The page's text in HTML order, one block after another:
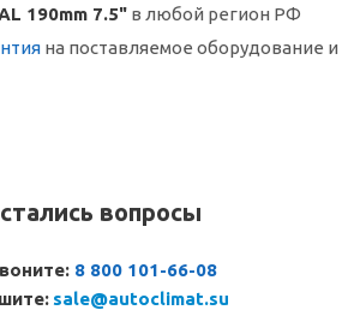
190mm 7.5" в любой регион РФ
на поставляемое оборудование и
вопросы
8 800 101-66-08
sale@autoclimat.su